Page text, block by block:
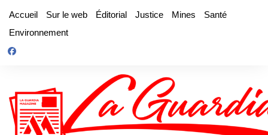
contenu
Accueil Sur le web Éditorial Justice Mines
Santé
Environnement